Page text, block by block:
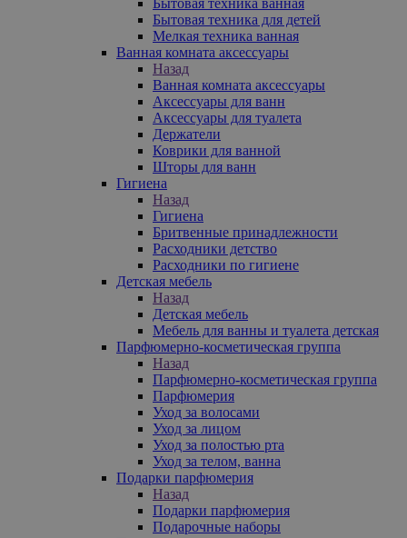
Бытовая техника для детей
Мелкая техника ванная
Ванная комната аксессуары
Назад
Ванная комната аксессуары
Аксессуары для ванн
Аксессуары для туалета
Держатели
Коврики для ванной
Шторы для ванн
Гигиена
Назад
Гигиена
Бритвенные принадлежности
Расходники детство
Расходники по гигиене
Детская мебель
Назад
Детская мебель
Мебель для ванны и туалета детская
Парфюмерно-косметическая группа
Назад
Парфюмерно-косметическая группа
Парфюмерия
Уход за волосами
Уход за лицом
Уход за полостью рта
Уход за телом, ванна
Подарки парфюмерия
Назад
Подарки парфюмерия
Подарочные наборы